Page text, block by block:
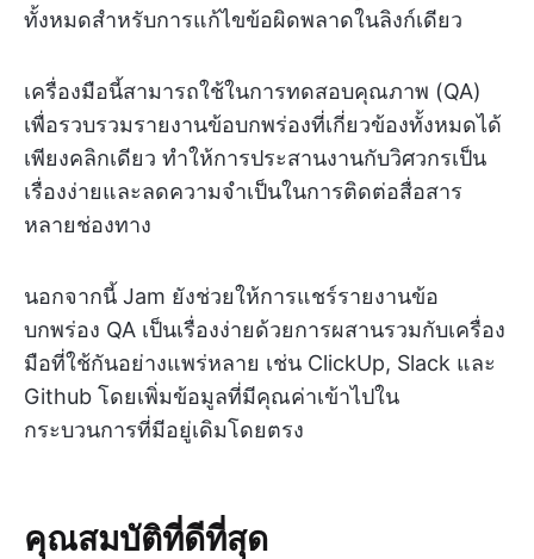
ทั้งหมดสำหรับการแก้ไขข้อผิดพลาดในลิงก์เดียว
เครื่องมือนี้สามารถใช้ในการทดสอบคุณภาพ (QA)
เพื่อรวบรวมรายงานข้อบกพร่องที่เกี่ยวข้องทั้งหมดได้
เพียงคลิกเดียว ทำให้การประสานงานกับวิศวกรเป็น
เรื่องง่ายและลดความจำเป็นในการติดต่อสื่อสาร
หลายช่องทาง
นอกจากนี้ Jam ยังช่วยให้การแชร์รายงานข้อ
บกพร่อง QA เป็นเรื่องง่ายด้วยการผสานรวมกับเครื่อง
มือที่ใช้กันอย่างแพร่หลาย เช่น ClickUp, Slack และ
Github โดยเพิ่มข้อมูลที่มีคุณค่าเข้าไปใน
กระบวนการที่มีอยู่เดิมโดยตรง
คุณสมบัติที่ดีที่สุด